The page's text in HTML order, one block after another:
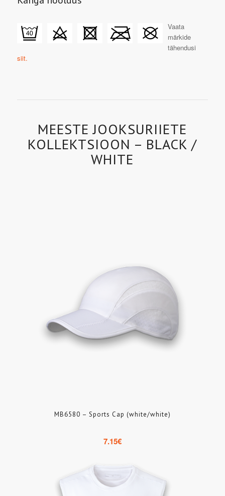
Vaata
märkide
tähendusi
siit.
MEESTE JOOKSURIIETE
KOLLEKTSIOON – BLACK /
WHITE
MB6580 – Sports Cap (white/white)
7.15€